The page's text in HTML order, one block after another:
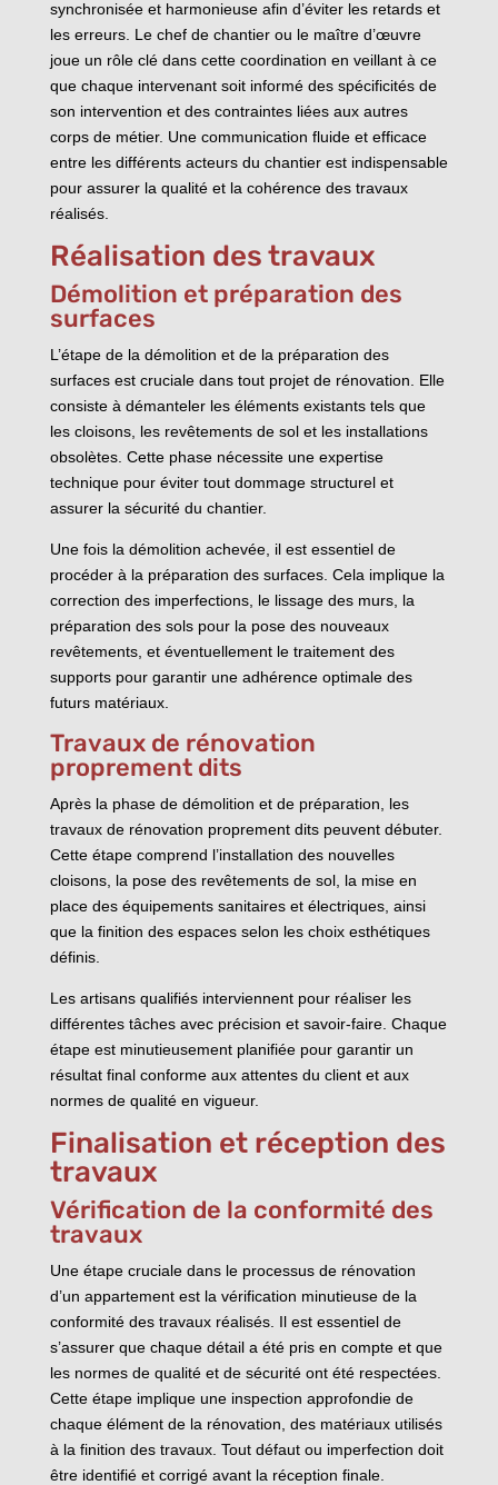
synchronisée et harmonieuse afin d’éviter les retards et
les erreurs. Le chef de chantier ou le maître d’œuvre
joue un rôle clé dans cette coordination en veillant à ce
que chaque intervenant soit informé des spécificités de
son intervention et des contraintes liées aux autres
corps de métier. Une communication fluide et efficace
entre les différents acteurs du chantier est indispensable
pour assurer la qualité et la cohérence des travaux
réalisés.
Réalisation des travaux
Démolition et préparation des
surfaces
L’étape de la démolition et de la préparation des
surfaces est cruciale dans tout projet de rénovation. Elle
consiste à démanteler les éléments existants tels que
les cloisons, les revêtements de sol et les installations
obsolètes. Cette phase nécessite une expertise
technique pour éviter tout dommage structurel et
assurer la sécurité du chantier.
Une fois la démolition achevée, il est essentiel de
procéder à la préparation des surfaces. Cela implique la
correction des imperfections, le lissage des murs, la
préparation des sols pour la pose des nouveaux
revêtements, et éventuellement le traitement des
supports pour garantir une adhérence optimale des
futurs matériaux.
Travaux de rénovation
proprement dits
Après la phase de démolition et de préparation, les
travaux de rénovation proprement dits peuvent débuter.
Cette étape comprend l’installation des nouvelles
cloisons, la pose des revêtements de sol, la mise en
place des équipements sanitaires et électriques, ainsi
que la finition des espaces selon les choix esthétiques
définis.
Les artisans qualifiés interviennent pour réaliser les
différentes tâches avec précision et savoir-faire. Chaque
étape est minutieusement planifiée pour garantir un
résultat final conforme aux attentes du client et aux
normes de qualité en vigueur.
Finalisation et réception des
travaux
Vérification de la conformité des
travaux
Une étape cruciale dans le processus de rénovation
d’un appartement est la vérification minutieuse de la
conformité des travaux réalisés. Il est essentiel de
s’assurer que chaque détail a été pris en compte et que
les normes de qualité et de sécurité ont été respectées.
Cette étape implique une inspection approfondie de
chaque élément de la rénovation, des matériaux utilisés
à la finition des travaux. Tout défaut ou imperfection doit
être identifié et corrigé avant la réception finale.